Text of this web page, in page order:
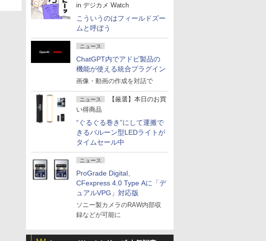
in デジカメ Watch
こういうのはフィールドズー
ムと呼ぼう
ニュース
ChatGPT内でアドビ製品の
機能が使える統合プラグイン
画像・動画の作成を対話で
ニュース
【厳選】本日のお買
い得商品
“ぐるぐる巻き”にして運搬で
きるバルーン型LEDライトが
タイムセール中
ニュース
ProGrade Digital、
CFexpress 4.0 Type Aに「デ
ュアルVPG」対応版
ソニー製カメラのRAW内部収
録などが可能に